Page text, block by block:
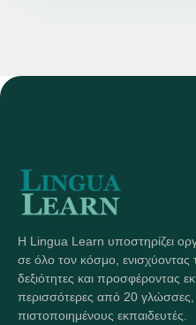
Η Lingua Learn υποστηρίζει
σε όλο τον κόσμο, ενισχύοντας
δεξιότητες και προσφέροντας
περισσότερες από 20
πιστοποιημένους εκπαιδευτές.